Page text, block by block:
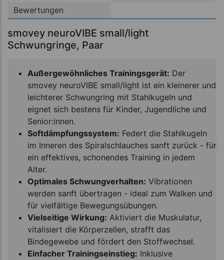
Bewertungen
smovey neuroVIBE small/light
Schwungringe, Paar
Außergewöhnliches Trainingsgerät: Der
smovey neuroVIBE small/light ist ein kleinerer und
leichterer Schwungring mit Stahlkugeln und
eignet sich bestens für Kinder, Jugendliche und
Senior:innen.
Softdämpfungssystem: Federt die Stahlkugeln
im Inneren des Spiralschlauches sanft zurück - für
ein effektives, schonendes Training in jedem
Alter.
Optimales Schwungverhalten: Vibrationen
werden sanft übertragen - ideal zum Walken und
für vielfältige Bewegungsübungen.
Vielseitige Wirkung: Aktiviert die Muskulatur,
vitalisiert die Körperzellen, strafft das
Bindegewebe und fördert den Stoffwechsel.
Einfacher Trainingseinstieg: Inklusive